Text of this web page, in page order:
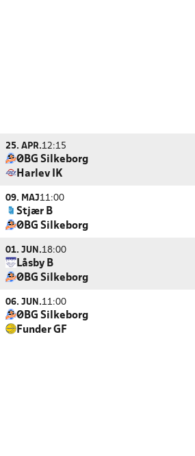
25. APR.12:15
ØBG Silkeborg
Harlev IK
09. MAJ11:00
Stjær B
ØBG Silkeborg
01. JUN.18:00
Låsby B
ØBG Silkeborg
06. JUN.11:00
ØBG Silkeborg
Funder GF